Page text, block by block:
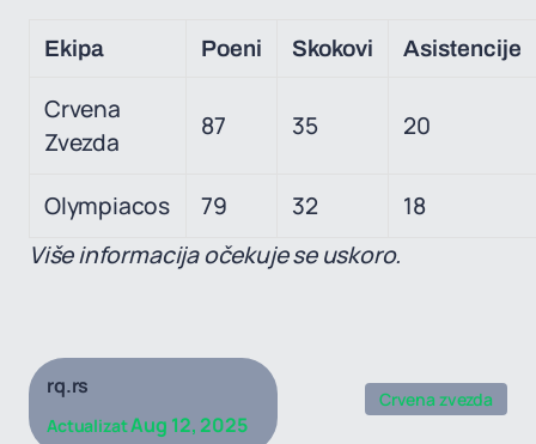
Ekipa Poeni Skokovi Asistencije
Crvena
Zvezda
87 35 20
Olympiacos 79 32
18
Više informacija očekuje se uskoro.
rq.rs
ActualizatAug 12, 2025
Crvena zvezda